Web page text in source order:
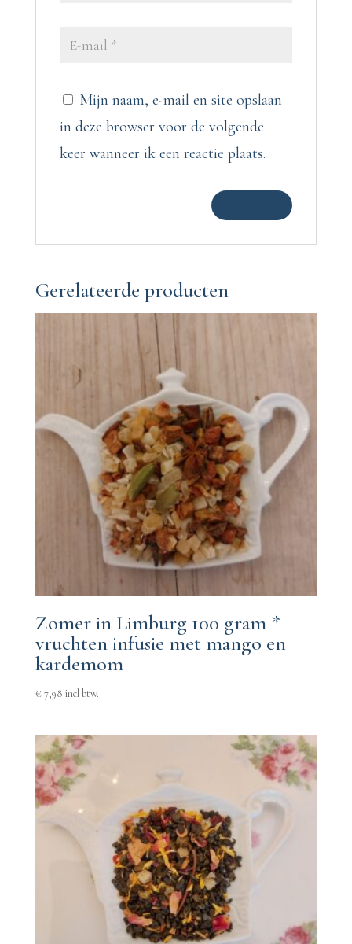
Mijn naam, e-mail en site opslaan
in deze browser voor de volgende
keer wanneer ik een reactie plaats.
Gerelateerde producten
Zomer in Limburg 100 gram *
vruchten infusie met mango en
kardemom
€7,98 incl btw.